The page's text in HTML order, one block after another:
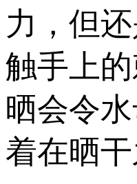
力，但
触手上
晒会令
着在晒